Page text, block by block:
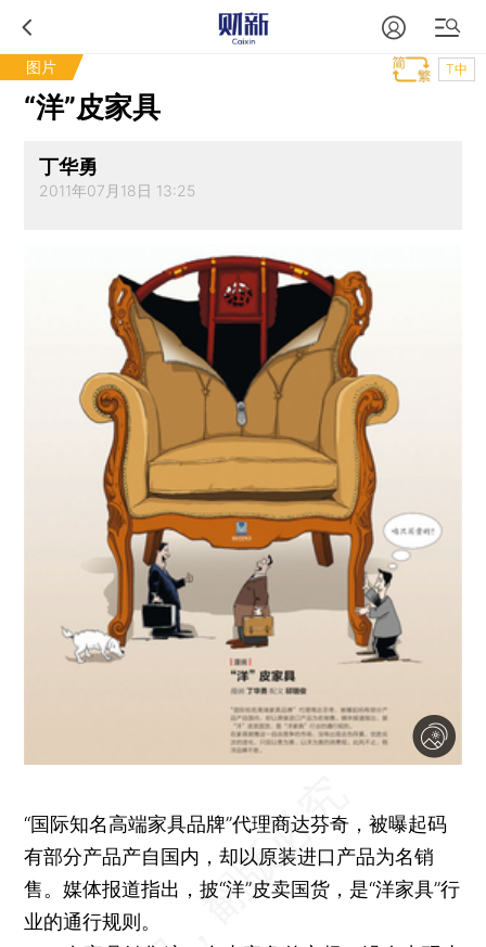
图片 T中
“洋”皮家具
丁华勇
2011年07月18日 13:25
“国际知名高端家具品牌”代理商达芬奇，被曝起码
有部分产品产自国内，却以原装进口产品为名销
售。媒体报道指出，披“洋”皮卖国货，是“洋家具”行
业的通行规则。